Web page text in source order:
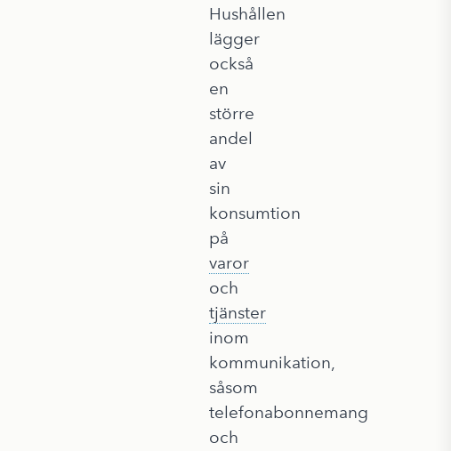
Hushållen
lägger
också
en
större
andel
av
sin
konsumtion
på
varor
och
tjänster
inom
kommunikation,
såsom
telefonabonnemang
och